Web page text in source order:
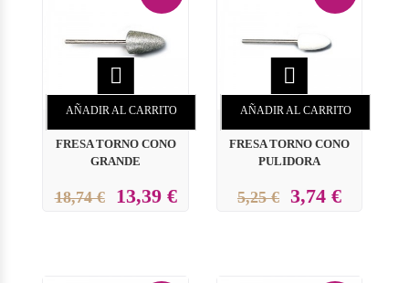

AÑADIR AL CARRITO
FRESA TORNO CONO
GRANDE
18,74 € 13,39 €

AÑADIR AL CARRITO
FRESA TORNO CONO
PULIDORA
5,25 € 3,74 €